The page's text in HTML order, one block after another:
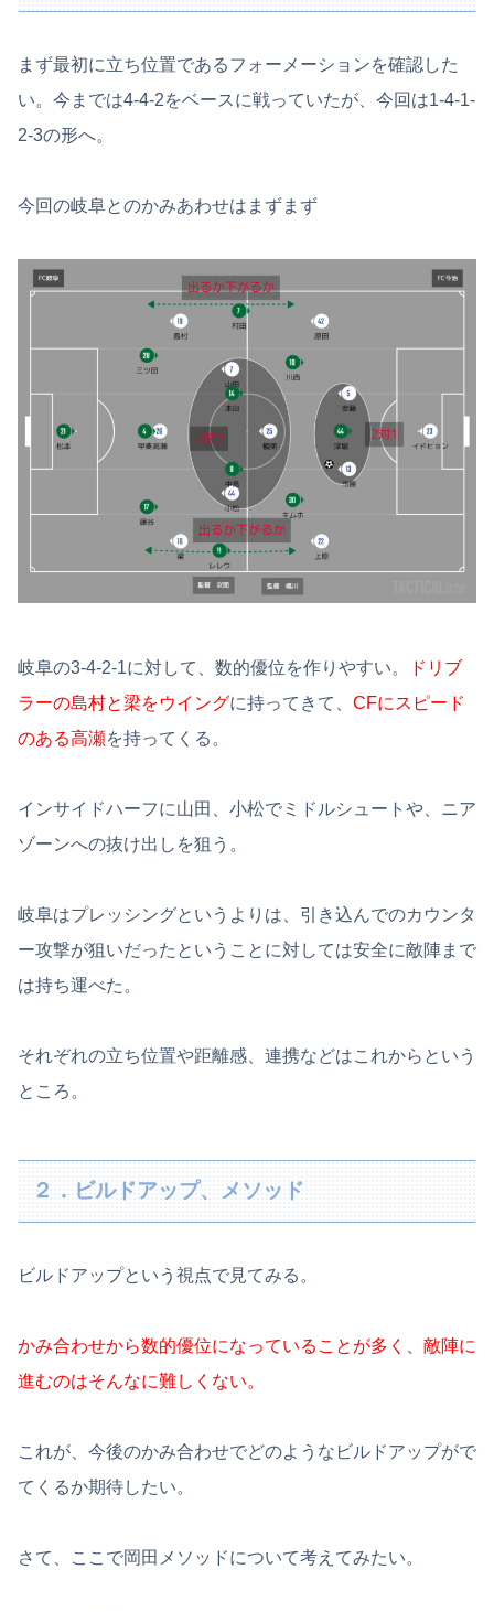
まず最初に立ち位置であるフォーメーションを確認した
い。今までは4-4-2をベースに戦っていたが、今回は1-4-1-
2-3の形へ。
今回の岐阜とのかみあわせはまずまず
岐阜の3-4-2-1に対して、数的優位を作りやすい。
ドリブ
ラーの島村と梁をウイングに持ってきて、 CFにスピード
のある高瀬を持ってくる。
インサイドハーフに山田、小松でミドルシュートや、ニア
ゾーンへの抜け出しを狙う。
岐阜はプレッシングというよりは、引き込んでのカウンタ
ー攻撃が狙いだったということに対しては安全に敵陣まで
は持ち運べた。
それぞれの立ち位置や距離感、連携などはこれからという
ところ。
２．ビルドアップ、メソッド
ビルドアップという視点で見てみる。
かみ合わせから数的優位になっていることが多く、敵陣に
進むのはそんなに難しくない。
これが、今後のかみ合わせでどのようなビルドアップがで
てくるか期待したい。
さて、ここで岡田メソッドについて考えてみたい。